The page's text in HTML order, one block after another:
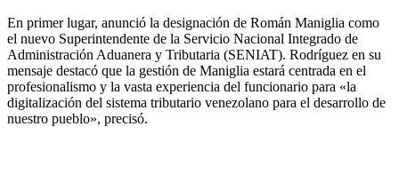
En primer lugar, anunció la designación de Román Maniglia como
el nuevo Superintendente de la Servicio Nacional Integrado de
Administración Aduanera y Tributaria (SENIAT). Rodríguez en su
mensaje destacó que la gestión de Maniglia estará centrada en el
profesionalismo y la vasta experiencia del funcionario para «la
digitalización del sistema tributario venezolano para el desarrollo de
nuestro pueblo», precisó.